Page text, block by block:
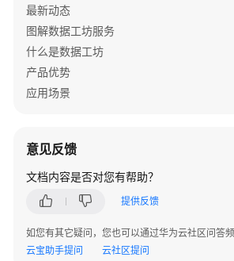
门
用
户
指
权
管
理
创
建
最新动态
图解数据工坊服务
什么是数据工坊
产品优势
应用场景
意见反馈
文档内容是否对您有帮助？
提供反馈
如您有其它疑问，您也可以通过华为云社区问答
云宝助手提问
云社区提问